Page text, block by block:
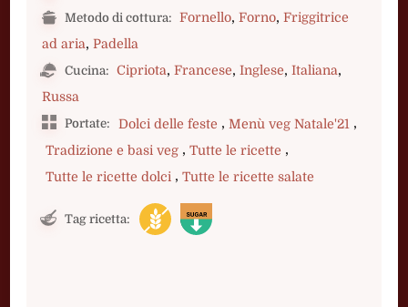
Metodo di cottura: Fornello, Forno, Friggitrice
ad aria, Padella
Cucina: Cipriota, Francese, Inglese, Italiana,
Russa
Portate: Dolci delle feste , Menù veg Natale'21 ,
Tradizione e basi veg , Tutte le ricette ,
Tutte le ricette dolci , Tutte le ricette salate
Tag ricetta: